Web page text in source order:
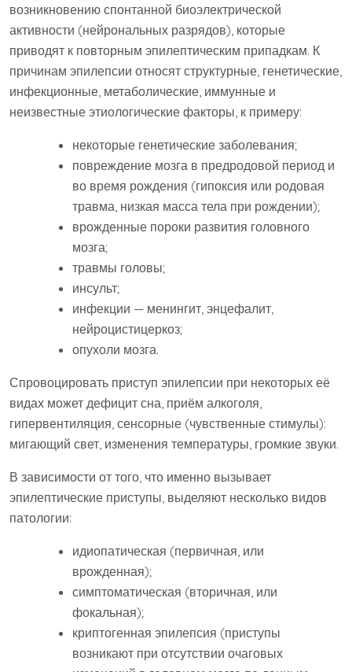
возникновению спонтанной биоэлектрической
активности (нейрональных разрядов), которые
приводят к повторным эпилептическим припадкам. К
причинам эпилепсии относят структурные, генетические,
инфекционные, метаболические, иммунные и
неизвестные этиологические факторы, к примеру:
некоторые генетические заболевания;
повреждение мозга в предродовой период и
во время рождения (гипоксия или родовая
травма, низкая масса тела при рождении);
врожденные пороки развития головного
мозга;
травмы головы;
инсульт;
инфекции — менингит, энцефалит,
нейроцистицеркоз;
опухоли мозга.
Спровоцировать приступ эпилепсии при некоторых её
видах может дефицит сна, приём алкоголя,
гипервентиляция, сенсорные (чувственные стимулы):
мигающий свет, изменения температуры, громкие звуки.
В зависимости от того, что именно вызывает
эпилептические приступы, выделяют несколько видов
патологии:
идиопатическая (первичная, или
врожденная);
симптоматическая (вторичная, или
фокальная);
криптогенная эпилепсия (приступы
возникают при отсутствии очаговых